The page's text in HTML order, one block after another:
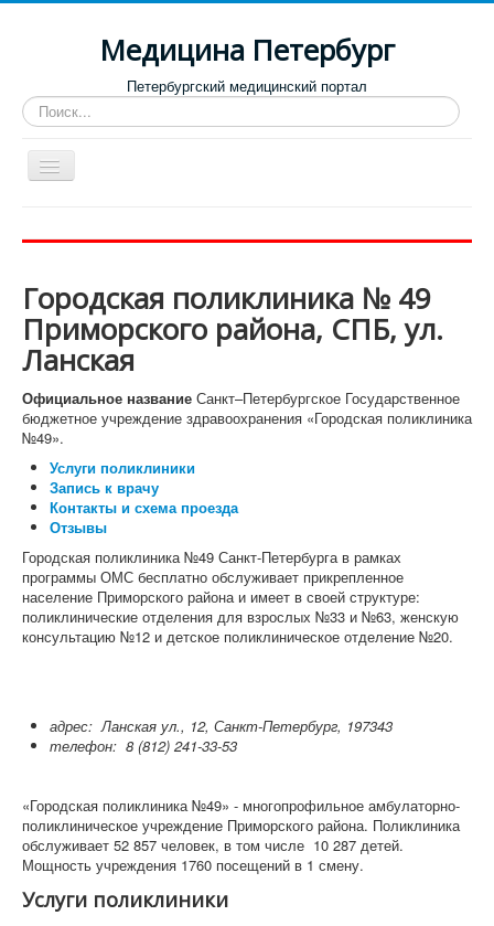
Медицина Петербург
Петербургский медицинский портал
Искать...
Toggle
Navigation
Роддома и женские консультации
Диспансеры
Лучшие клиники по направлениям
Отзывы о медицинских учреждениях
Городская поликлиника № 49
Приморского района, СПБ, ул.
Ланская
Официальное название Санкт–Петербургское Государственное
бюджетное учреждение здравоохранения «Городская поликлиника
№49».
Услуги поликлиники
Запись к врачу
Контакты и схема проезда
Отзывы
Городская поликлиника №49 Санкт-Петербурга в рамках
программы ОМС бесплатно обслуживает прикрепленное
население Приморского района и имеет в своей структуре:
поликлинические отделения для взрослых №33 и №63, женскую
консультацию №12 и детское поликлиническое отделение №20.
адрес:Ланская ул., 12, Санкт-Петербург, 197343
телефон: 8 (812) 241-33-53
«Городская поликлиника №49» - многопрофильное амбулаторно-
поликлиническое учреждение Приморского района. Поликлиника
обслуживает 52 857 человек, в том числе 10 287 детей.
Мощность учреждения 1760 посещений в 1 смену.
Услуги поликлиники